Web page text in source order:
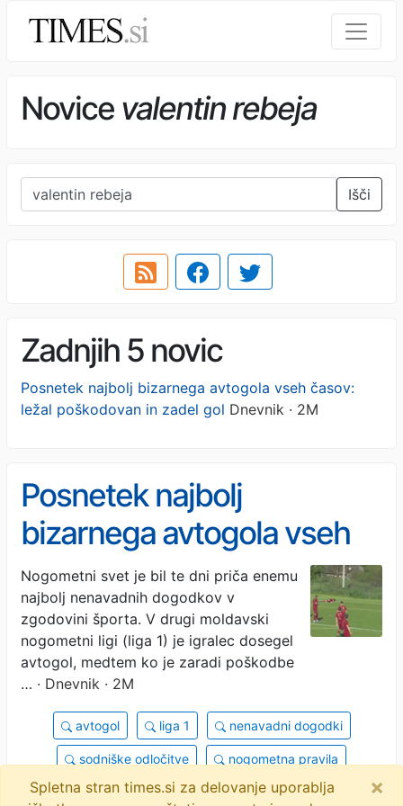
Novice valentin rebeja
Išči
Zadnjih 5 novic
Posnetek najbolj bizarnega avtogola vseh časov:
ležal poškodovan in zadel gol Dnevnik · 2M
Posnetek najbolj
bizarnega avtogola vseh
časov: ležal poškodovan in
zadel gol
Nogometni svet je bil te dni priča enemu
najbolj nenavadnih dogodkov v
zgodovini športa. V drugi moldavski
nogometni ligi (liga 1) je igralec dosegel
avtogol, medtem ko je zaradi poškodbe
… · Dnevnik · 2M
avtogol liga 1 nenavadni dogodki
sodniške odločitve nogometna pravila
valentin rebeja poškodba športni incidenti
Spletna stran times.si za delovanje uporablja
×